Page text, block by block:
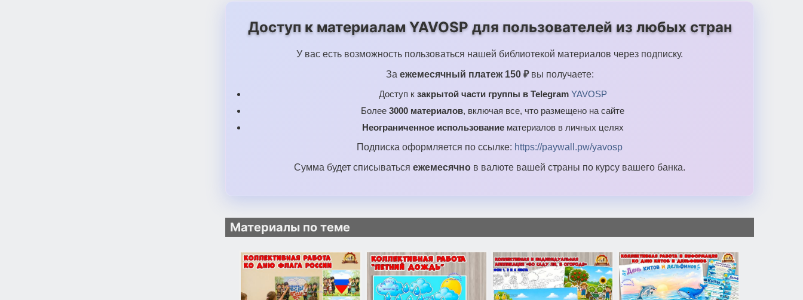
Доступ к материалам YAVOSP для пользователей из любых стран
У вас есть возможность пользоваться нашей библиотекой материалов через подписку.
За ежемесячный платеж 150 ₽вы получаете:
Доступ к закрытой части группы в Telegram YAVOSP
Более 3000 материалов, включая все, что размещено на сайте
Неограниченное использованиематериалов в личных целях
Подписка оформляется по ссылке: https://paywall.pw/yavosp
Сумма будет списываться ежемесячно в валюте вашей страны по курсу вашего банка.
Материалы по теме